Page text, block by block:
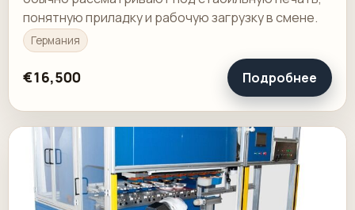
понятную приладку и рабочую загрузку в смене.
Германия
€16,500 Подробнее